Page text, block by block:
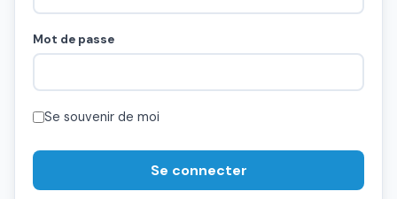
Mot de passe
Se souvenir de moi
Se connecter